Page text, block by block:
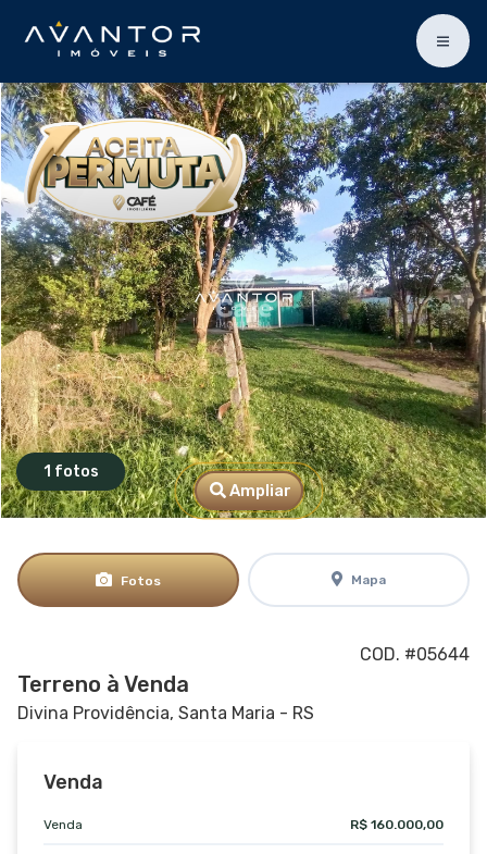
1 fotos
Ampliar
Fotos Mapa
COD. #05644
Terreno à Venda
Divina Providência, Santa Maria - RS
Venda
Venda R$ 160.000,00